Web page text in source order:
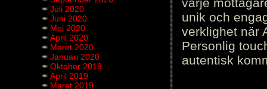
Juli 2020
Juni 2020
Mei 2020
April 2020
Maret 2020
Januari 2020
Oktober 2019
April 2019
Maret 2019
unik och
verklighet när
Personlig
autentisk